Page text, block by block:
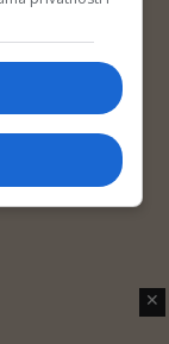
✕